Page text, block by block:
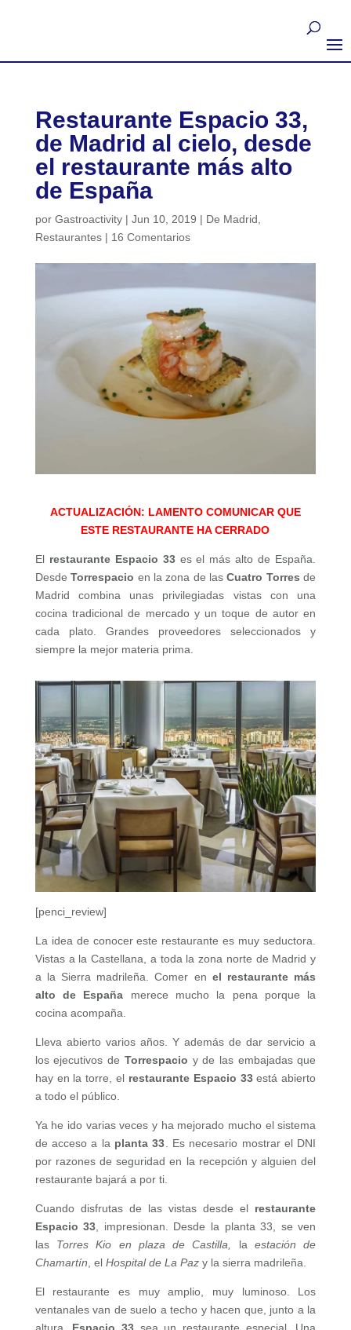
Restaurante Espacio 33,
de Madrid al cielo, desde
el restaurante más alto
de España
por Gastroactivity| Jun 10, 2019 | De Madrid
Restaurantes| 16 Comentarios
ACTUALIZACIÓN: LAMENTO COMUNICAR QUE
ESTE RESTAURANTE HA CERRADO
El restaurante Espacio 33es el más alto de España.
DesdeTorrespacio en la zona de lasCuatro Torres de
Madrid combina unas privilegiadas vistas con una
cocina tradicional de mercado y un toque de autor en
cada plato. Grandes proveedores seleccionados y
siempre la mejor materia prima.
[penci_review]
La idea de conocer este restaurante es muy seductora.
Vistas a la Castellana, a toda la zona norte de Madrid y
a la Sierra madrileña. Comer en el restaurante más
alto de España merece mucho la pena porque la
cocina acompaña.
Lleva abierto varios años. Y además de dar servicio a
los ejecutivos de Torrespacio y de las embajadas que
hay en la torre, el restaurante Espacio 33está abierto
a todo el público.
Ya he ido varias veces y ha mejorado mucho el sistema
de acceso a la planta 33 . Es necesario mostrar el DNI
por razones de seguridad en la recepción y alguien del
restaurante bajará a por ti.
Cuando disfrutas de las vistas desde el restaurante
Espacio 33 , impresionan. Desde la planta 33, se ven
las Torres Kio en plaza de Castilla, la estación de
Chamartín , el Hospital de La Pazy la sierra madrileña.
El restaurante es muy amplio, muy luminoso. Los
ventanales van de suelo a techo y hacen que, junto a la
altura, Espacio 33 sea un restaurante especial. Una